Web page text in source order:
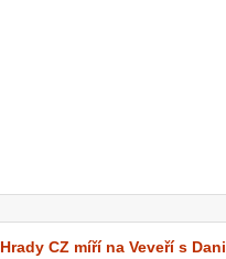
Hrady CZ míří na Veveří s